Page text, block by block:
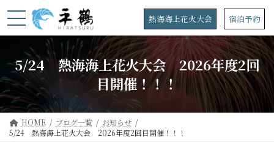
ン
へ
ス
キ
ッ
プ
ビ
ョ
ン
に
移
動
熱海海上花火大会 宿泊予約
5/24 熱海海上花火大会 2026年度2回
目開催！！！
HOME ブログ一覧
お知らせ
5/24 熱海海上花火大会 2026年度2回目開催！！！